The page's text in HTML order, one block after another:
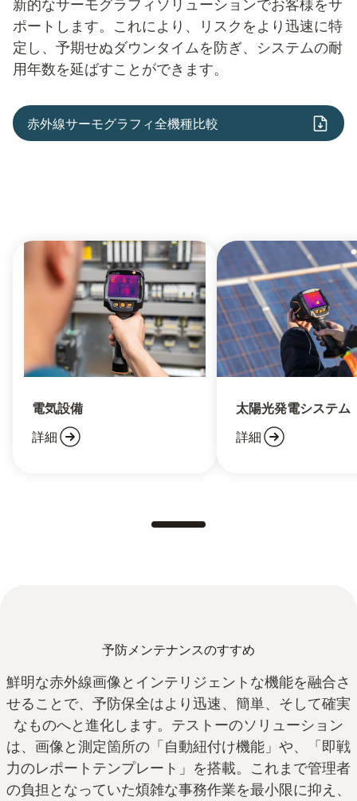
新的なサーモグラフィソリューションでお客様をサ
ポートします。これにより、リスクをより迅速に特
定し、予期せぬダウンタイムを防ぎ、システムの耐
用年数を延ばすことができます。
赤外線サーモグラフィ全機種比較
電気設備
詳細
太陽光発電システム
詳細
予防メンテナンスのすすめ
鮮明な赤外線画像とインテリジェントな機能を融合さ
せることで、予防保全はより迅速、簡単、そして確実
なものへと進化します。テストーのソリューション
は、画像と測定箇所の「自動紐付け機能」や、「即戦
力のレポートテンプレート」を搭載。これまで管理者
の負担となっていた煩雑な事務作業を最小限に抑え、